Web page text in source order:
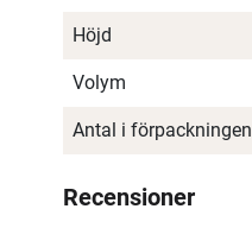
Höjd
Volym
Antal i förpackningen
Recensioner